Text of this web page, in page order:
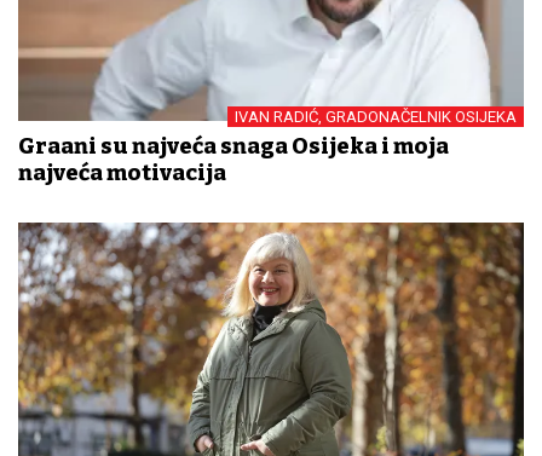
IVAN RADIĆ, GRADONAČELNIK OSIJEKA
Građani su najveća snaga Osijeka i moja
najveća motivacija